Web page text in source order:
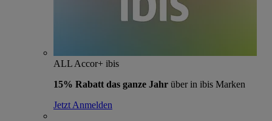
ALL Accor+ ibis
15% Rabatt das ganze Jahr über in ibis Marken
Jetzt Anmelden